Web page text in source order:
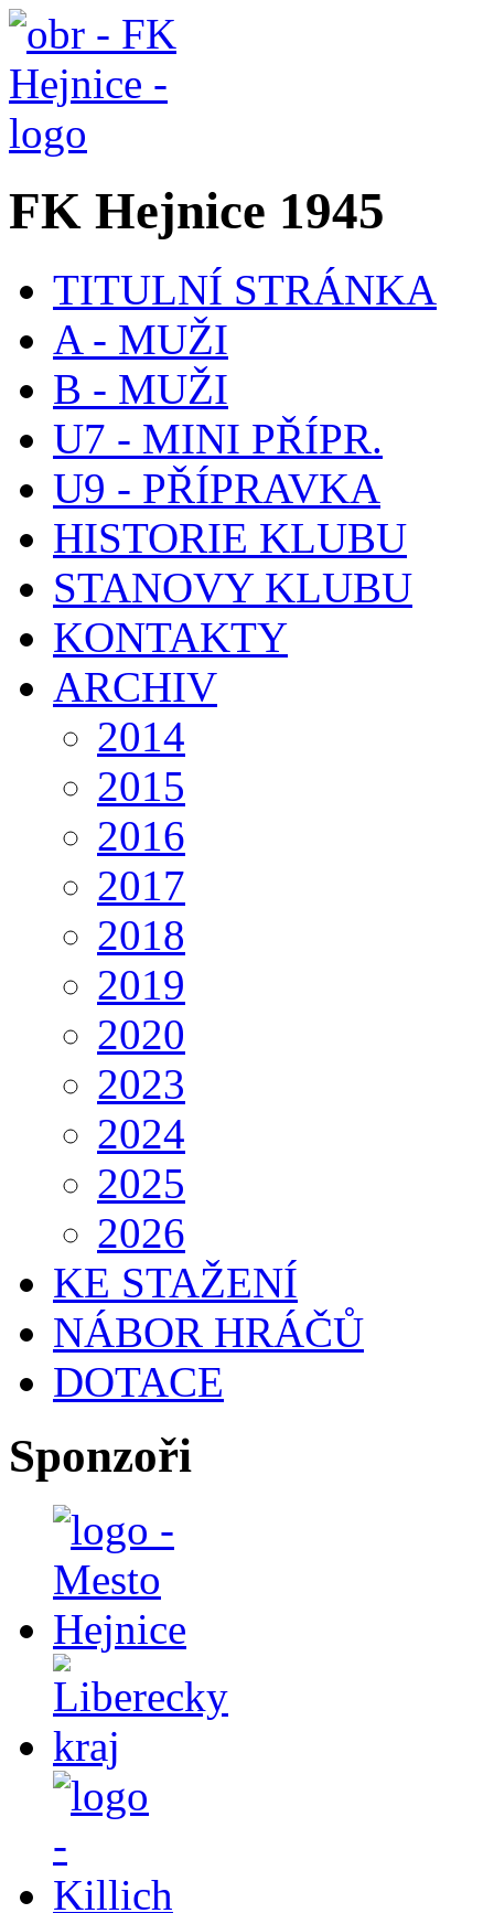
FK Hejnice 1945
TITULNÍ STRÁNKA
A - MUŽI
B - MUŽI
U7 - MINI PŘÍPR.
U9 - PŘÍPRAVKA
HISTORIE KLUBU
STANOVY KLUBU
KONTAKTY
ARCHIV
2014
2015
2016
2017
2018
2019
2020
2023
2024
2025
2026
KE STAŽENÍ
NÁBOR HRÁČŮ
DOTACE
Sponzoři